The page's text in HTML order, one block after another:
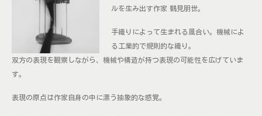
ルを生み出す作家 鶴見朋世。
手織りによって生まれる風合い。機械によ
る工業的で規則的な織り。
双方の表現を観察しながら、機械や構造が持つ表現の可能性を広げていま
す。
表現の原点は作家自身の中に漂う抽象的な感覚。